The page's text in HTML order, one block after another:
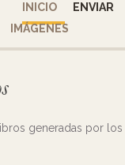
INICIO
ENVIAR
IMÁGENES
generadas por los